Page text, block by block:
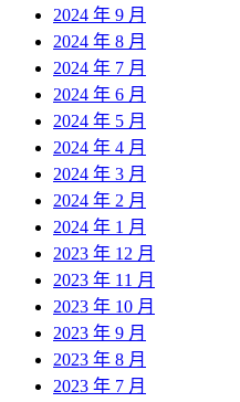
2024 年 9 月
2024 年 8 月
2024 年 7 月
2024 年 6 月
2024 年 5 月
2024 年 4 月
2024 年 3 月
2024 年 2 月
2024 年 1 月
2023 年 12 月
2023 年 11 月
2023 年 10 月
2023 年 9 月
2023 年 8 月
2023 年 7 月